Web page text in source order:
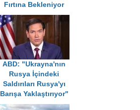
Fırtına Bekleniyor
ABD: "Ukrayna'nın
Rusya İçindeki
Saldırıları Rusya'yı
Barışa Yaklaştırıyor"